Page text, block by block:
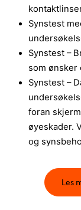
Synstest
Synstest –
som ønsker
Synstest –
foran
øyeskader.
og
Les